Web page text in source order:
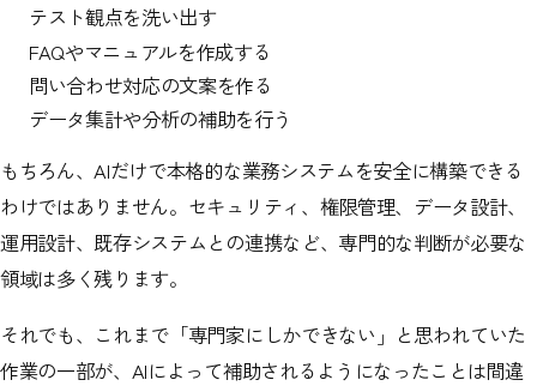
テスト観点を洗い出す
FAQやマニュアルを作成する
問い合わせ対応の文案を作る
データ集計や分析の補助を行う
もちろん、AIだけで本格的な業務システムを安全に構築できる
わけではありません。セキュリティ、権限管理、データ設計、
運用設計、既存システムとの連携など、専門的な判断が必要な
領域は多く残ります。
それでも、これまで「専門家にしかできない」と思われていた
作業の一部が、AIによって補助されるようになったことは間違